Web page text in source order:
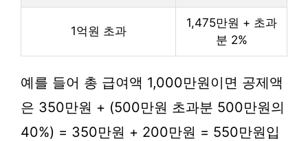
1억원 초과
1,475만원 + 초과
분 2%
예를 들어 총 급여액 1,000만원이면 공제액
은 350만원 + (500만원 초과분 500만원의
40%) = 350만원 + 200만원 = 550만원입